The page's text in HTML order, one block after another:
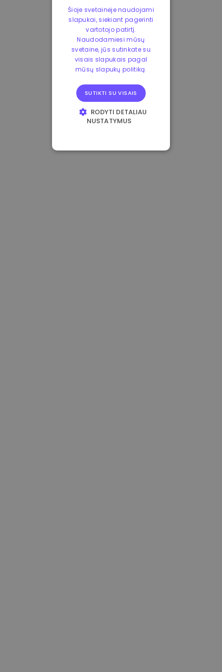
Šioje svetainėje naudojami
slapukai, siekiant pagerinti
vartotojo patirtį.
Naudodamiesi mūsų
svetaine, jūs sutinkate su
visais slapukais pagal
mūsų slapukų politiką.
SUTIKTI SU VISAIS
RODYTI DETALIAU
NUSTATYMUS